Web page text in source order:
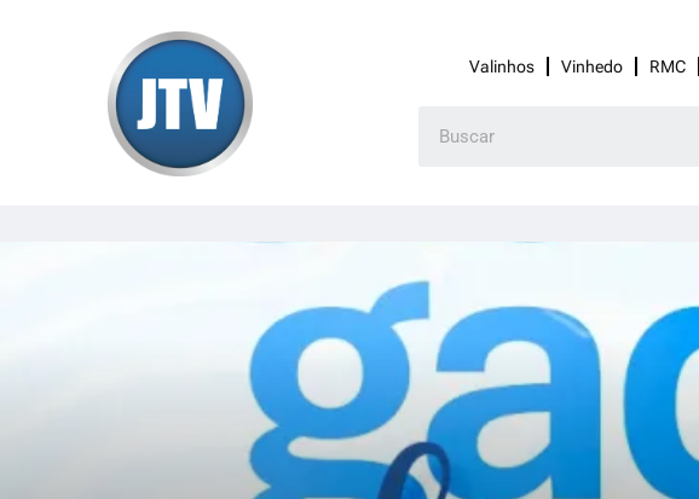
Valinhos Vinhedo RMC